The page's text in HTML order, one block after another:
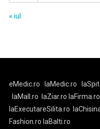
« iul.
eMedic.ro laMedic.ro
laMall.ro
laZiar.ro laFirma.ro
laExecutareSilita.ro
Fashion.ro laBalti.ro